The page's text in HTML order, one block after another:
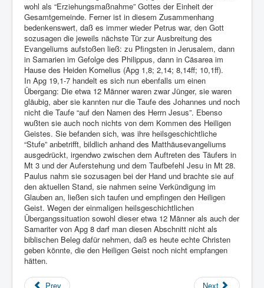
wohl als “Erziehungsmaßnahme” Gottes der Einheit der
Gesamtgemeinde. Ferner ist in diesem Zusammenhang
bedenkenswert, daß es immer wieder Petrus war, den Gott
sozusagen die jeweils nächste Tür zur Ausbreitung des
Evangeliums aufstoßen ließ: zu Pfingsten in Jerusalem, dann
in Samarien im Gefolge des Philippus, dann in Cäsarea im
Hause des Heiden Kornelius (Apg 1,8; 2,14; 8,14ff; 10,1ff).
In Apg 19,1-7 handelt es sich nun ebenfalls um einen
Übergang: Die etwa 12 Männer waren zwar Jünger, sie waren
gläubig, aber sie kannten nur die Taufe des Johannes und noch
nicht die Taufe “auf den Namen des Herrn Jesus”. Ebenso
wußten sie auch noch nichts von dem Kommen des Heiligen
Geistes. Sie befanden sich, was ihre heilsgeschichtliche
“Stufe” anbetrifft, bildlich anhand des Matthäusevangeliums
ausgedrückt, irgendwo zwischen dem Auftreten des Täufers in
Mt 3 und der Auferstehung und dem Taufbefehl Jesu in Mt 28.
Paulus nahm sie sozusagen bei der Hand und brachte sie auf
den aktuellen Stand, sie nahmen seine Verkündigung im
Glauben an, ließen sich taufen und empfingen den Heiligen
Geist. Wegen der einmaligen heilsgeschichtlichen
Übergangssituation sowohl dieser etwa 12 Männer als auch der
Samariter von Apg 8 darf man diesen Abschnitt nicht als
biblischen Beleg dafür nehmen, daß es heute echte Christen
geben könnte, die den Heiligen Geist noch nicht empfangen
hätten.
Prev Next